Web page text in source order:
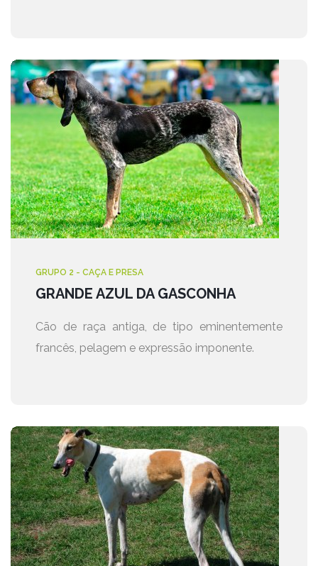
GRUPO 2 - CAÇA E PRESA
GRANDE AZUL DA GASCONHA
Cão de raça antiga, de tipo eminentemente
francês, pelagem e expressão imponente.